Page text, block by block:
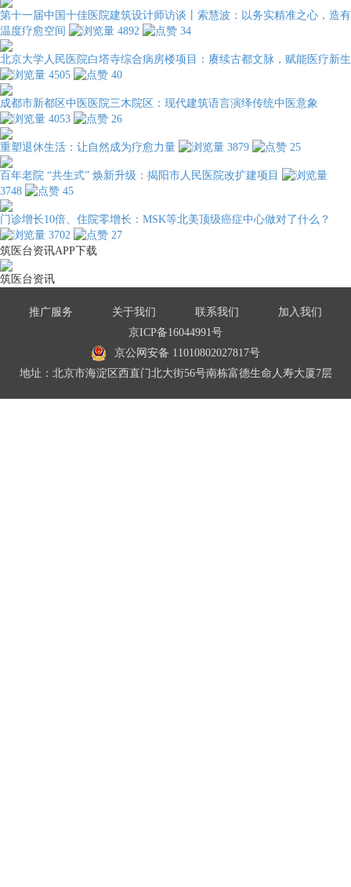
第十一届中国十佳医院建筑设计师访谈丨索慧波：以务实精准之心，造有
温度疗愈空间
4892 34
北京大学人民医院白塔寺综合病房楼项目：赓续古都文脉，赋能医疗新生
4505
40
成都市新都区中医医院三木院区：现代建筑语言演绎传统中医意象
4053
26
重塑退休生活：让自然成为疗愈力量 3879 25
百年老院 “共生式” 焕新升级：揭阳市人民医院改扩建项目
3748
45
门诊增长10倍、住院零增长：MSK等北美顶级癌症中心做对了什么？
3702
27
筑医台资讯APP下载
筑医台资讯
推广服务 关于我们 联系我们
加入我们
京ICP备16044991号
京公网安备 11010802027817号
地址：北京市海淀区西直门北大街56号南栋富德生命人寿大厦7层